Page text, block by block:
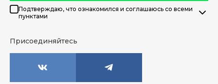
Подтверждаю, что ознакомился и соглашаюсь со всеми
пунктами
Присоединяйтесь